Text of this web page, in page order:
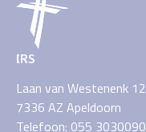
IRS
Laan van Westenenk 12
7336 AZ Apeldoorn
Telefoon: 055 3030090